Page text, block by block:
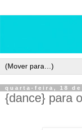
quarta-feira, 18 de
{dance} para